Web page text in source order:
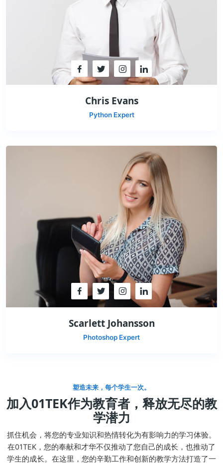
Chris Evans
Python Expert
Scarlett Johansson
Photoshop Expert
塑造未来，每个学生一次。
加入01TEK作为教育者，释放无尽的教
学潜力
抓住机会，将您的专业知识和热情转化为有影响力的学习体验。
在01TEK，您的奉献和才华不仅推动了您自己的成长，也推动了
学生的成长。在这里，您的辛勤工作和创新的教学方法打造了一